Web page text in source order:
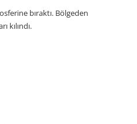
bıraktı. Bölgeden
kılındı.